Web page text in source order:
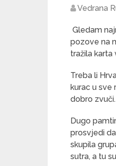
Vedrana
Gledam
pozove na
tražila karta
Treba li
kurac u sve
dobro zvuči.
Dugo
prosvjedi
skupila
sutra, a tu